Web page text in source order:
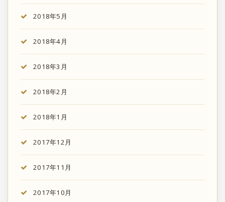
2018年5月
2018年4月
2018年3月
2018年2月
2018年1月
2017年12月
2017年11月
2017年10月